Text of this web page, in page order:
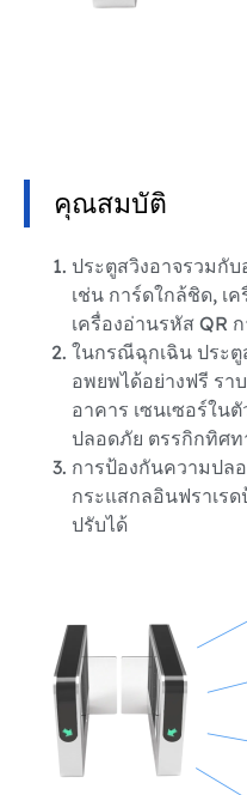
คุณสมบัติ
ประตูสวิงอาจรวมกั
เช่น การ์ดใกล้ชิด, เ
เครื่องอ่านรหัส QR
ในกรณีฉุกเฉิน ประ
อพยพได้อย่างฟรี รา
อาคาร เซนเซอร์ใน
ปลอดภัย ตรรกิกทิศท
การป้องกันความปล
กระแสกลอินฟราเร
ปรับได้